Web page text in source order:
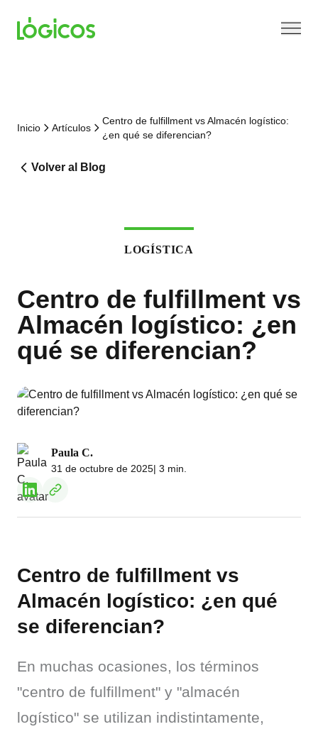
Inicio Artículos
Centro de fulfillment vs Almacén logístico:
¿en qué se diferencian?
Volver al Blog
LOGÍSTICA
Centro de fulfillment vs
Almacén logístico: ¿en
qué se diferencian?
Paula C.
31 de octubre de 2025| 3 min.
Centro de fulfillment vs
Almacén logístico: ¿en qué
se diferencian?
En muchas ocasiones, los términos
"centro de fulfillment" y "almacén
logístico" se utilizan indistintamente,